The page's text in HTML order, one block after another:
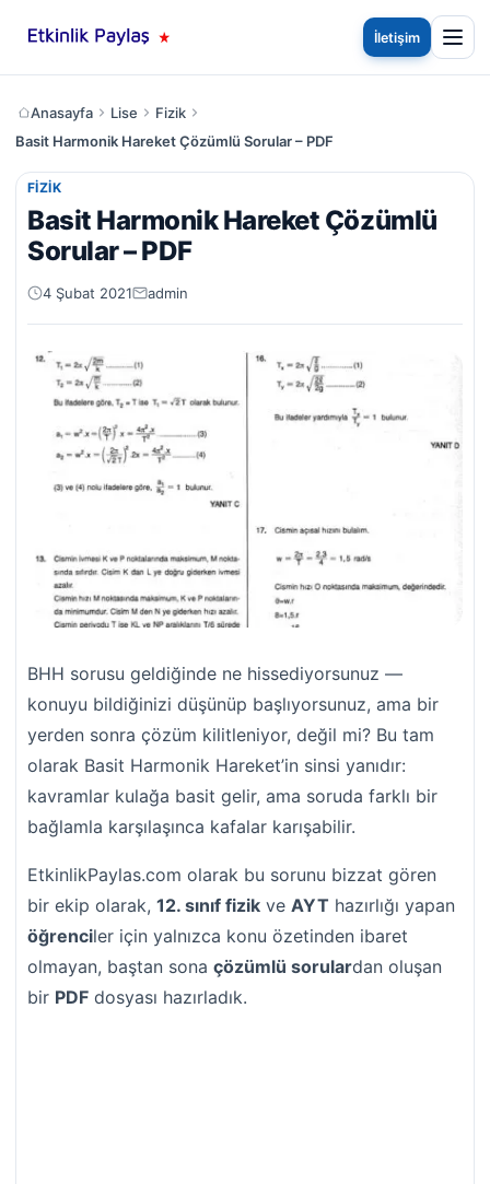
İletişim
Anasayfa Lise
Fizik
Basit Harmonik Hareket Çözümlü Sorular – PDF
FIZIK
Basit Harmonik Hareket Çözümlü
Sorular – PDF
4 Şubat 2021 admin
BHH sorusu geldiğinde ne hissediyorsunuz —
konuyu bildiğinizi düşünüp başlıyorsunuz, ama bir
yerden sonra çözüm kilitleniyor, değil mi? Bu tam
olarak Basit Harmonik Hareket’in sinsi yanıdır:
kavramlar kulağa basit gelir, ama soruda farklı bir
bağlamla karşılaşınca kafalar karışabilir.
EtkinlikPaylas.com olarak bu sorunu bizzat gören
bir ekip olarak, 12. sınıf fizik ve AYT hazırlığı yapan
öğrenciler için yalnızca konu özetinden ibaret
olmayan, baştan sona çözümlü sorulardan oluşan
bir PDF dosyası hazırladık.